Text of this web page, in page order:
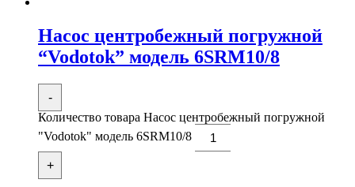
Насос центробежный погружной
“Vodotok” модель 6SRM10/8
-
Количество товара Насос центробежный погружной
"Vodotok" модель 6SRM10/8
+